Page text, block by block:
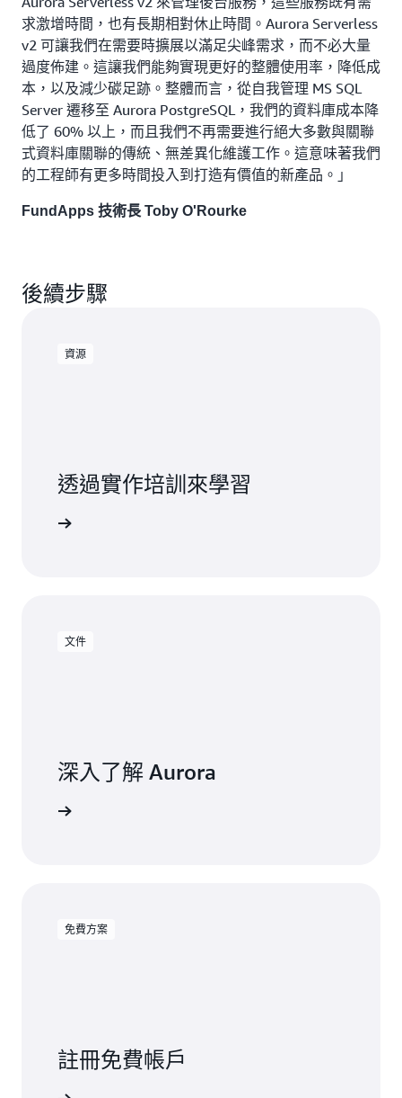
求激增時間，也有長期相對休止時間。Aurora Serverless
v2 可讓我們在需要時擴展以滿足尖峰需求，而不必大量
過度佈建。這讓我們能夠實現更好的整體使用率，降低成
本，以及減少碳足跡。整體而言，從自我管理 MS SQL
Server 遷移至 Aurora PostgreSQL，我們的資料庫成本降
低了 60% 以上，而且我們不再需要進行絕大多數與關聯
式資料庫關聯的傳統、無差異化維護工作。這意味著我們
的工程師有更多時間投入到打造有價值的新產品。」
FundApps 技術長 Toby O'Rourke
後續步驟
資源
透過實作培訓來學習
文件
深入了解 Aurora
免費方案
註冊免費帳戶